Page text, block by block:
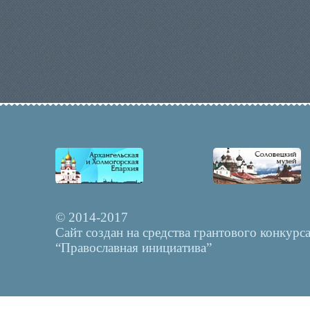
© 2014-2017
Сайт создан на средства грантового конкурса
“Православная инициатива”